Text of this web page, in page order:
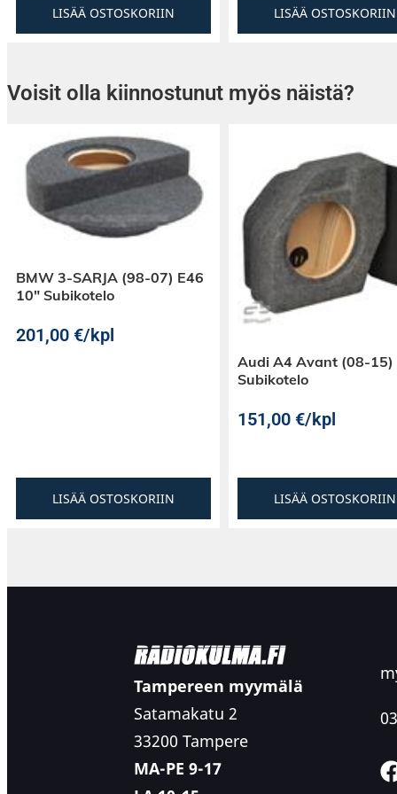
TMS69BL14 & TMS69BL9813 Installation
LISÄÄ OSTOSKORIIN LISÄÄ OSTOSKORIIN
Voisit olla kiinnostunut myös näistä?
BMW 3-SARJA (98-07) E46
10″ Subikotelo
201,00 €/kpl
LISÄÄ OSTOSKORIIN
Audi A4 Avant (08-15)
Subikotelo
151,00 €/kpl
LISÄÄ OSTOSKORIIN
Tampereen myymälä
Satamakatu 2
33200 Tampere
MA-PE 9-17